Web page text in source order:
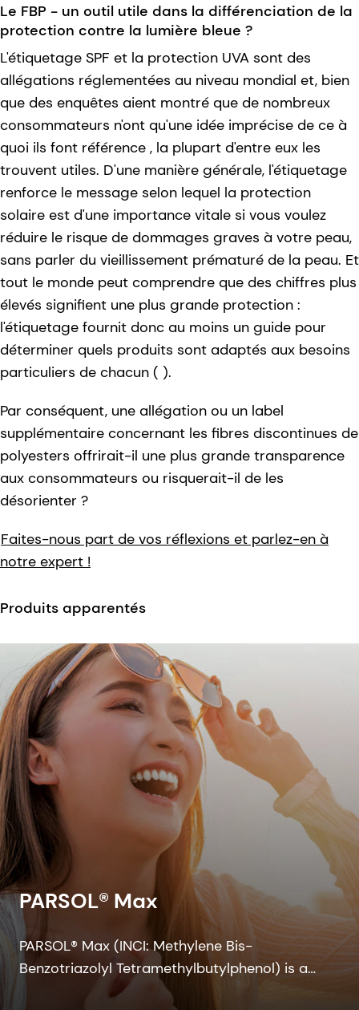
Le FBP - un outil utile dans la différenciation de la
protection contre la lumière bleue ?
L'étiquetage SPF et la protection UVA sont des
allégations réglementées au niveau mondial et, bien
que des enquêtes aient montré que de nombreux
consommateurs n'ont qu'une idée imprécise de ce à
quoi ils font référence , la plupart d'entre eux les
trouvent utiles. D'une manière générale, l'étiquetage
renforce le message selon lequel la protection
solaire est d'une importance vitale si vous voulez
réduire le risque de dommages graves à votre peau,
sans parler du vieillissement prématuré de la peau. Et
tout le monde peut comprendre que des chiffres plus
élevés signifient une plus grande protection :
l'étiquetage fournit donc au moins un guide pour
déterminer quels produits sont adaptés aux besoins
particuliers de chacun ( ).
Par conséquent, une allégation ou un label
supplémentaire concernant les fibres discontinues de
polyesters offrirait-il une plus grande transparence
aux consommateurs ou risquerait-il de les
désorienter ?
Faites-nous part de vos réflexions et parlez-en à
notre expert !
Produits apparentés
PARSOL® Max
PARSOL® Max (INCI: Methylene Bis-
Benzotriazolyl Tetramethylbutylphenol) is a
photostable broad spectrum UV filter which